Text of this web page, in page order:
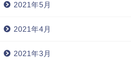
2021年5月
2021年4月
2021年3月